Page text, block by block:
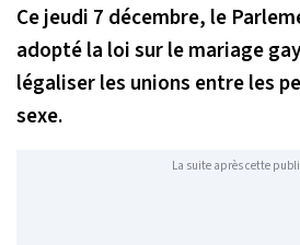
Ce jeudi 7 décembre, le
adopté la loi sur le mariage
légaliser les unions entre les
sexe.
La suite après cette